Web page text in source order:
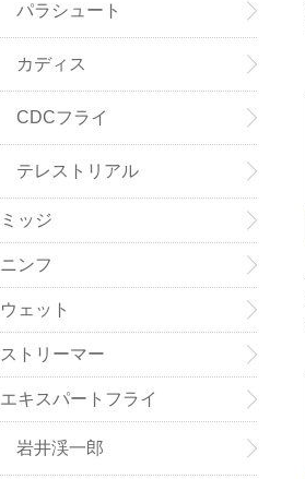
パラシュート
カディス
CDCフライ
テレストリアル
ミッジ
ニンフ
ウェット
ストリーマー
エキスパートフライ
岩井渓一郎